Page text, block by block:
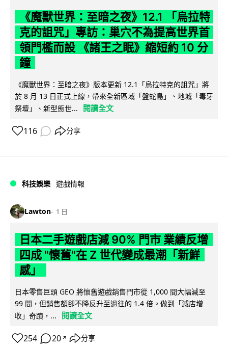
《魔獸世界：至暗之夜》12.1 「烏拉特
克的詛咒」專訪：巢穴不為提高世界首
領門檻而設 《諸王之眠》縮短約 10 分
鐘
《魔獸世界：至暗之夜》版本更新 12.1「烏拉特克的詛咒」將
於 8 月 13 日正式上線，帶來全新區域「盤蛇島」、地城「毒牙
祭壇」、新型態世...
閱讀全文
116 分享
科技娛樂 遊戲情報
Lawton 1 日
日本二手遊戲店減 90% 門市 業績反增
四成 "懷舊"在 Z 世代變成最潮「新鮮
感」
日本零售巨頭 GEO 將懷舊遊戲銷售門市從 1,000 間大幅減至
99 間，但銷售額卻不降反升至過往的 1.4 倍。做到「減店增
收」奇蹟，...
閱讀全文
254 20 ↗ 分享